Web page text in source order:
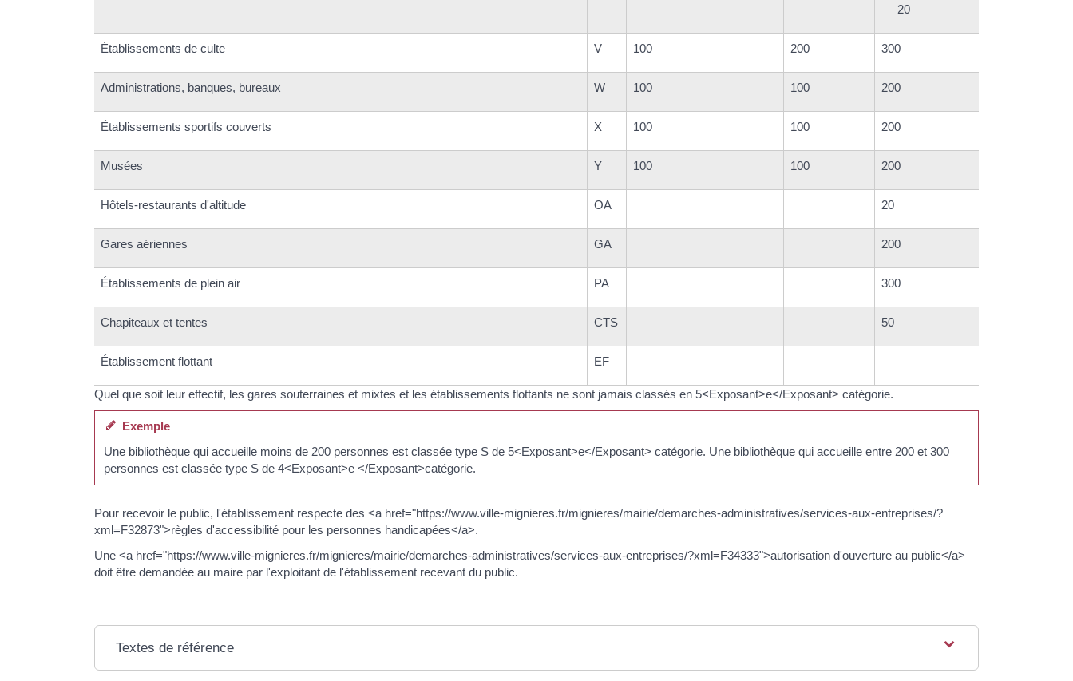
20
Établissements de culte V 100 200 300
Administrations, banques, bureaux W 100 100 200
Établissements sportifs couverts X 100 100 200
Musées Y 100 100 200
Hôtels-restaurants d'altitude OA 20
Gares aériennes GA 200
Établissements de plein air PA 300
Chapiteaux et tentes CTS 50
Établissement flottant EF
Quel que soit leur effectif, les gares souterraines et mixtes et les établissements flottants ne sont jamais classés en 5<Exposant>e</Exposant> catégorie.
Exemple
Une bibliothèque qui accueille moins de 200 personnes est classée type S de 5<Exposant>e</Exposant> catégorie. Une bibliothèque qui accueille entre 200 et 300
personnes est classée type S de 4<Exposant>e </Exposant>catégorie.
Pour recevoir le public, l'établissement respecte des <a href="https://www.ville-mignieres.fr/mignieres/mairie/demarches-administratives/services-aux-entreprises/?
xml=F32873">règles d'accessibilité pour les personnes handicapées</a>.
Une <a href="https://www.ville-mignieres.fr/mignieres/mairie/demarches-administratives/services-aux-entreprises/?xml=F34333">autorisation d'ouverture au public</a>
doit être demandée au maire par l'exploitant de l'établissement recevant du public.
Textes de référence